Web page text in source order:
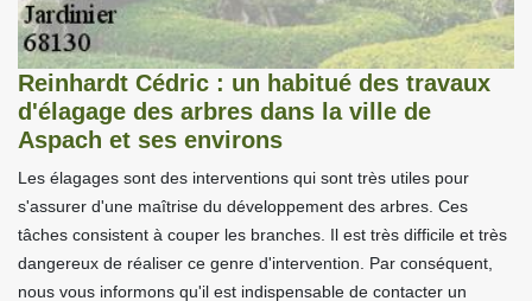
Reinhardt Cédric : un habitué des travaux
d'élagage des arbres dans la ville de
Aspach et ses environs
Les élagages sont des interventions qui sont très utiles pour
s'assurer d'une maîtrise du développement des arbres. Ces
tâches consistent à couper les branches. Il est très difficile et très
dangereux de réaliser ce genre d'intervention. Par conséquent,
nous vous informons qu'il est indispensable de contacter un